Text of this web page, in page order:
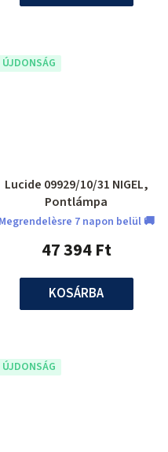
ÚJDONSÁG
Lucide 09929/10/31 NIGEL,
Pontlámpa
Megrendelèsre 7 napon belül 🚚
47 394 Ft
KOSÁRBA
ÚJDONSÁG